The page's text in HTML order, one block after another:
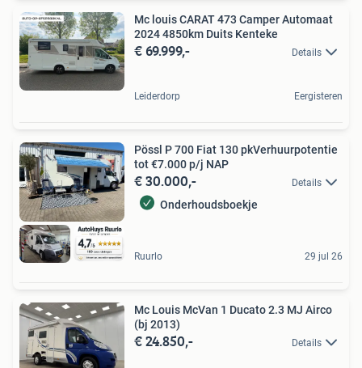
Mc louis CARAT 473 Camper Automaat
2024 4850km Duits Kenteke
€ 69.999,- Details
Leiderdorp Eergisteren
Pössl P 700 Fiat 130 pkVerhuurpotentie
tot €7.000 p/j NAP
€ 30.000,- Details
Onderhoudsboekje
Ruurlo 29 jul 26
Mc Louis McVan 1 Ducato 2.3 MJ Airco
(bj 2013)
€ 24.850,- Details